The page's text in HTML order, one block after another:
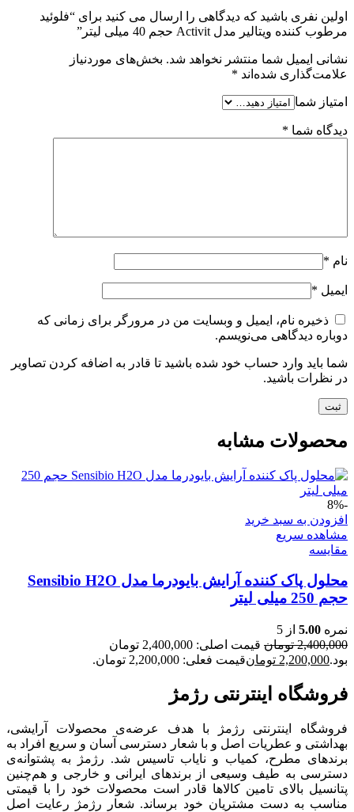
اولین نفری باشید که دیدگاهی را ارسال می کنید برای “فلوئید
مرطوب کننده ویتالیر مدل Activit حجم 40 میلی لیتر”
نشانی ایمیل شما منتشر نخواهد شد. بخش‌های موردنیاز
علامت‌گذاری شده‌اند *
امتیاز شما
دیدگاه شما *
نام *
ایمیل *
ذخیره نام، ایمیل و وبسایت من در مرورگر برای زمانی که
دوباره دیدگاهی می‌نویسم.
شما باید وارد حساب خود شده باشید تا قادر به اضافه کردن تصاویر
در نظرات باشید.
محصولات مشابه
-8%
افزودن به سبد خرید
مشاهده سریع
مقایسه
محلول پاک کننده آرایش بایودرما مدل Sensibio H2O
حجم 250 میلی لیتر
نمره 5.00 از 5
2,400,000 تومان
قیمت اصلی: 2,400,000 تومان
بود.2,200,000 تومانقیمت فعلی: 2,200,000 تومان.
فروشگاه اینترنتی رژمژ​
فروشگاه اینترنتی رژمژ با هدف عرضه‌ی محصولات آرایشی،
بهداشتی و عطریات اصل و با شعار دسترسی آسان و سریع افراد به
برندهای مطرح، کمیاب و نایاب تاسیس شد. رژمژ به پشتوانه‌ی
دسترسی به طیف وسیعی از برندهای ایرانی و خارجی و هم‌چنین
پتانسیل بالای تامین کالاها قادر است محصولات خود را با قیمتی
مناسب به دست مشتریان خود برساند. شعار رژمژ رعایت اصل